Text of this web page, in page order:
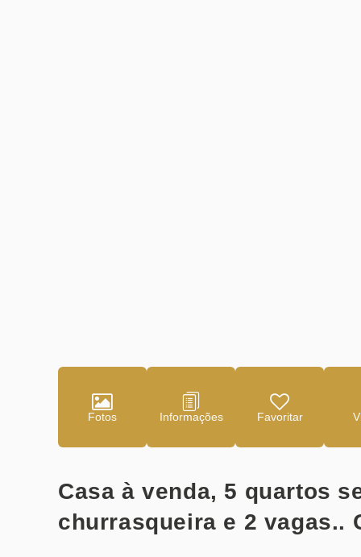
Fotos Favoritar
Casa à venda, 5 quartos
churrasqueira e 2 vagas..